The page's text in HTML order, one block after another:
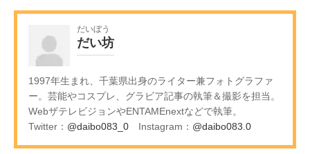
だいぼう
だい坊
1997年生まれ、千葉県出身のライター兼フォトグラファ
ー。芸能やコスプレ、グラビア記事の執筆＆撮影を担当。
WebザテレビジョンやENTAMEnextなどで執筆。
Twitter： @daibo083_0 Instagram： @daibo083.0